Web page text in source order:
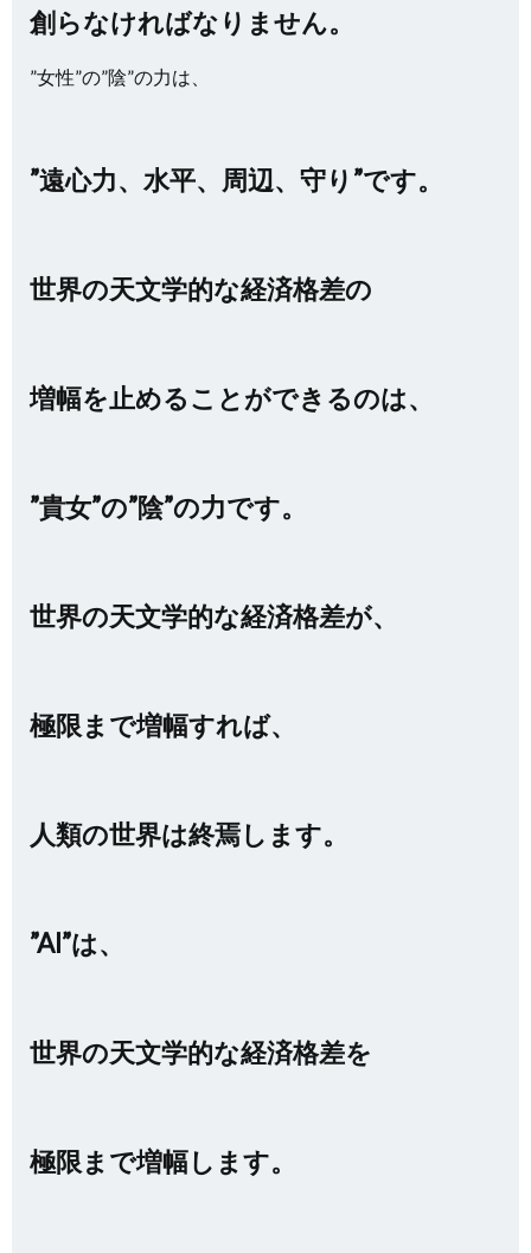
創らなければなりません。
”女性”の”陰”の力は、
”遠心力、水平、周辺、守り”です。
世界の天文学的な経済格差の
増幅を止めることができるのは、
”貴女”の”陰”の力です。
世界の天文学的な経済格差が、
極限まで増幅すれば、
人類の世界は終焉します。
”AI”は、
世界の天文学的な経済格差を
極限まで増幅します。